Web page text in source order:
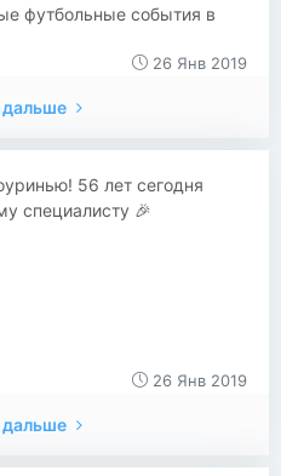
футбольные события в
26 Янв 2019
дальше
56 лет сегодня
специалисту 🎉
26 Янв 2019
дальше